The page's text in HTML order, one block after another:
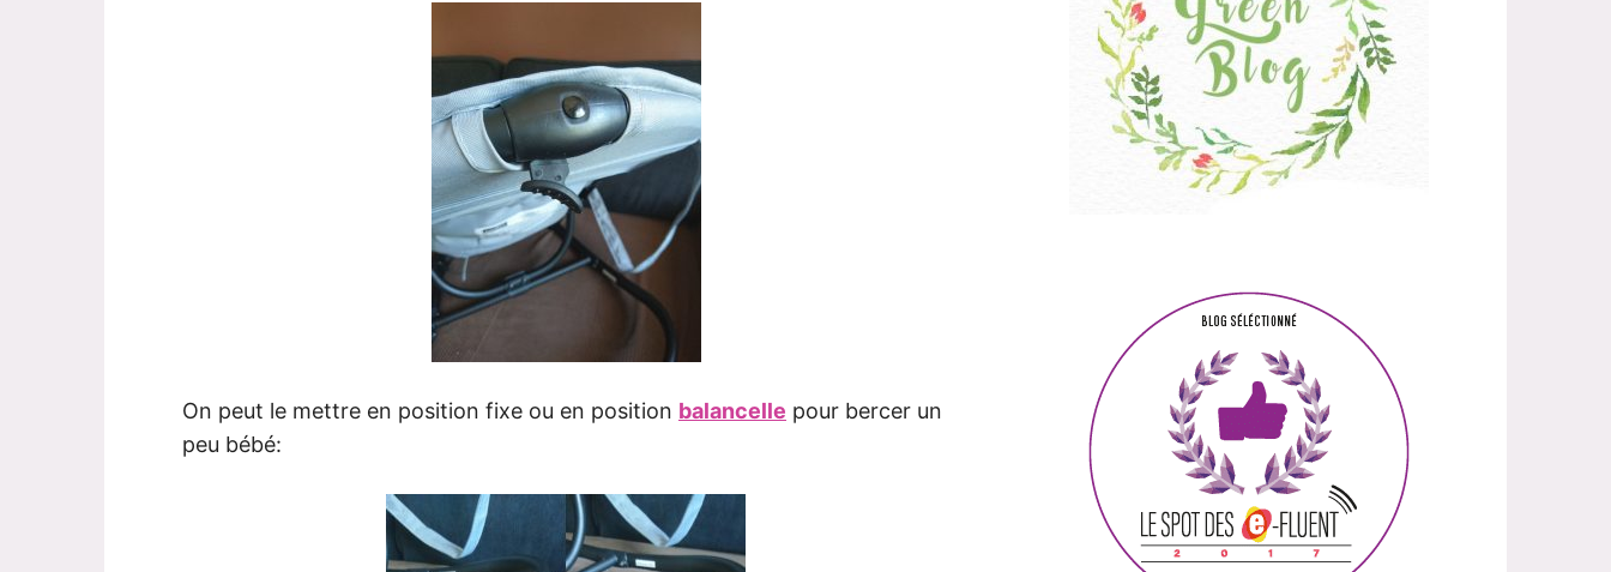
On peut le mettre en position fixe ou en position balancelle pour bercer un
peu bébé: